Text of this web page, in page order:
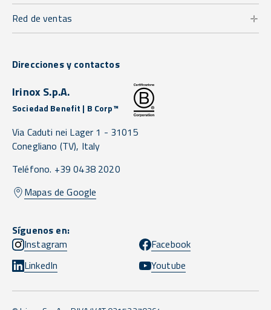
Red de ventas
Direcciones y contactos
Irinox S.p.A.
Sociedad Benefit | B Corp™
Via Caduti nei Lager 1 - 31015
Conegliano (TV), Italy
Teléfono. +39 0438 2020
Mapas de Google
Síguenos en:
Instagram
Facebook
LinkedIn
Youtube